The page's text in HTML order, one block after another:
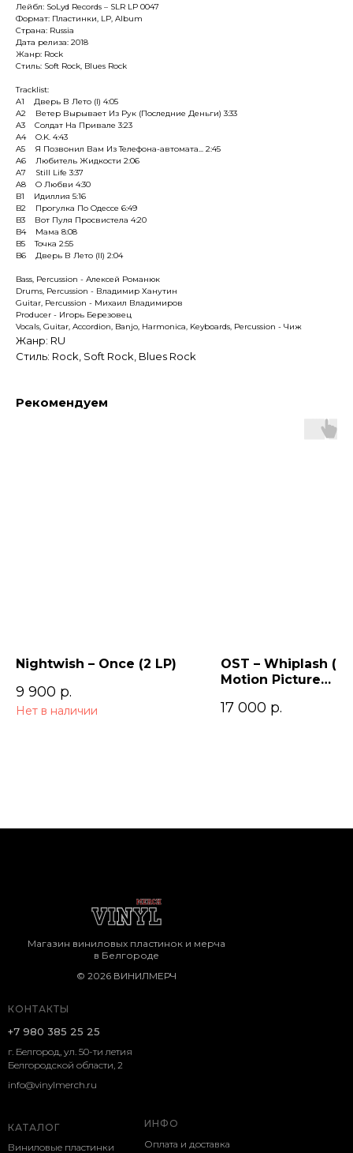
Лейбл: SoLyd Records – SLR LP 0047
Формат: Пластинки, LP, Album
Страна: Russia
Дата релиза: 2018
Жанр: Rock
Стиль: Soft Rock, Blues Rock
Tracklist:
A1 Дверь В Лето (I) 4:05
A2 Ветер Вырывает Из Рук (Последние Деньги) 3:33
A3 Солдат На Привале 3:23
A4 O.K. 4:43
A5 Я Позвонил Вам Из Телефона-автомата... 2:45
A6 Любитель Жидкости 2:06
A7 Still Life 3:37
A8 О Любви 4:30
B1 Идиллия 5:16
B2 Прогулка По Одессе 6:49
B3 Вот Пуля Просвистела 4:20
B4 Мама 8:08
B5 Точка 2:55
B6 Дверь В Лето (II) 2:04
Bass, Percussion - Алексей Романюк
Drums, Percussion - Владимир Ханутин
Guitar, Percussion - Михаил Владимиров
Producer - Игорь Березовец
Vocals, Guitar, Accordion, Banjo, Harmonica, Keyboards, Percussion - Чиж
Жанр: RU
Стиль: Rock, Soft Rock, Blues Rock
Рекомендуем
Nightwish – Once (2 LP)
9 900 р.
Нет в наличии
OST – Whiplash
Motion Picture
17 000 р.
КОНТАКТЫ
г. Белгород, ул. 50-ти летия
Белгородской области, 2
КАТАЛОГ
Виниловые пластинки
ИНФО
Оплата и доставка
+7 980 385 25 25
Магазин виниловых пластинок и мерча
в Белгороде
© 2026 ВИНИЛМЕРЧ
info@vinylmerch.ru